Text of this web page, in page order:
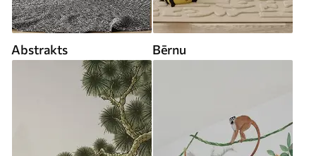
Abstrakts Bērnu